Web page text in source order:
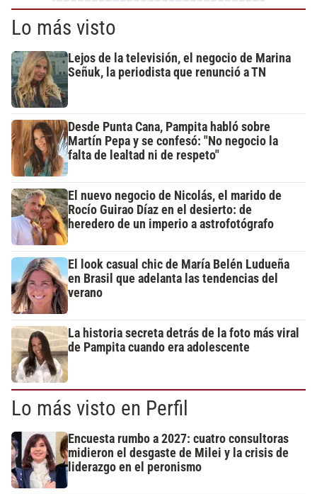
Lo más visto
Lejos de la televisión, el negocio de Marina
Señuk, la periodista que renunció a TN
Desde Punta Cana, Pampita habló sobre
Martín Pepa y se confesó: "No negocio la
falta de lealtad ni de respeto"
El nuevo negocio de Nicolás, el marido de
Rocío Guirao Díaz en el desierto: de
heredero de un imperio a astrofotógrafo
El look casual chic de María Belén Ludueña
en Brasil que adelanta las tendencias del
verano
La historia secreta detrás de la foto más viral
de Pampita cuando era adolescente
Lo más visto en Perfil
Encuesta rumbo a 2027: cuatro consultoras
midieron el desgaste de Milei y la crisis de
liderazgo en el peronismo